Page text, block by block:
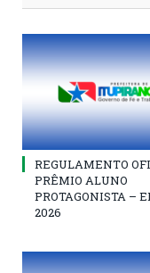
REGULAMENTO
PRÊMIO ALUNO
PROTAGONISTA –
2026